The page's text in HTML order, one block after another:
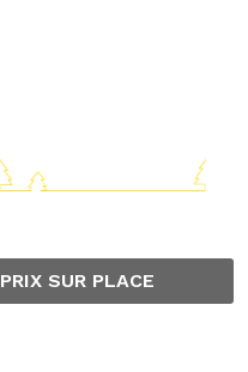
PRIX SUR PLACE